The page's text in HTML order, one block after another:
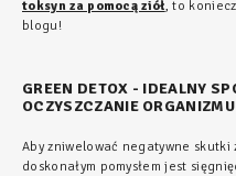
toksyn za pomocą ziół, to
blogu!
GREEN DETOX - IDEALNY
OCZYSZCZANIE ORGANIZMU
Aby zniwelować negatywne
doskonałym pomysłem jest